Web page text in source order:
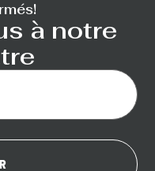
à notre